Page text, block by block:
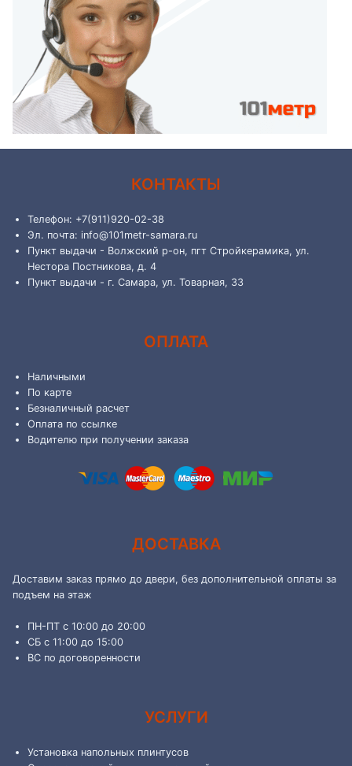
КОНТАКТЫ
Телефон: +7(911)920-02-38
Эл. почта: info@101metr-samara.ru
Пункт выдачи - Волжский р-он, пгт Стройкерамика, ул.
Нестора Постникова, д. 4
Пункт выдачи - г. Самара, ул. Товарная, 33
ОПЛАТА
Наличными
По карте
Безналичный расчет
Оплата по ссылке
Водителю при получении заказа
ДОСТАВКА
Доставим заказ прямо до двери, без дополнительной оплаты за
подъем на этаж
ПН-ПТ с 10:00 до 20:00
СБ с 11:00 до 15:00
ВС по договоренности
УСЛУГИ
Установка напольных плинтусов